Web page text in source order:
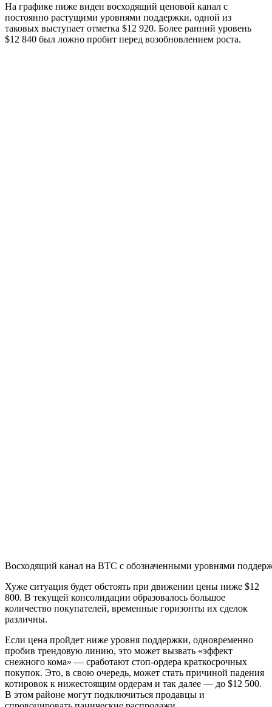
На графике ниже виден восходящий ценовой канал с
постоянно растущими уровнями поддержки, одной из
таковых выступает отметка $12 920. Более ранний уровень
$12 840 был ложно пробит перед возобновлением роста.
Восходящий канал на BTC с обозначенными уровнями
Хуже ситуация будет обстоять при движении цены ниже $12
800. В текущей консолидации образовалось большое
количество покупателей, временные горизонты их сделок
различны.
Если цена пройдет ниже уровня поддержки, одновременно
пробив трендовую линию, это может вызвать «эффект
снежного кома» — сработают стоп-ордера краткосрочных
покупок. Это, в свою очередь, может стать причиной падения
котировок к нижестоящим ордерам и так далее — до $12 500.
В этом районе могут подключиться продавцы и